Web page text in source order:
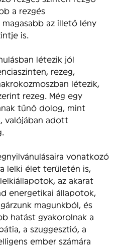
a rezgés
az illető lény
is.
létezik jól
rezeg,
létezik,
rezeg. Még egy
tűnő dolog, mint
valójában adott
vonatkozó
lelki élet területén is,
az akarat
energetikai állapotok,
magunkból, és
hatást gyakorolnak a
a szuggesztió, a
ember számára